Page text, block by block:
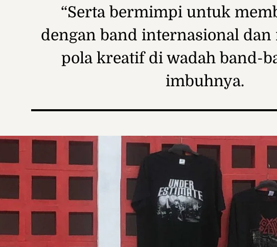
“Serta bermimpi untuk
dengan band internasional dan
pola kreatif di wadah band-
imbuhnya.